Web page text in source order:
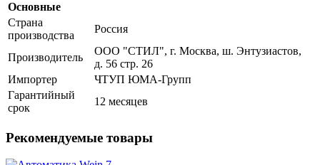
Основные
Страна
производства
Россия
Производитель
ООО "СТИЛ", г. Москва, ш. Энтузиастов,
д. 56 стр. 26
Импортер
ЧТУП ЮМА-Групп
Гарантийный
срок
12 месяцев
Рекомендуемые товары